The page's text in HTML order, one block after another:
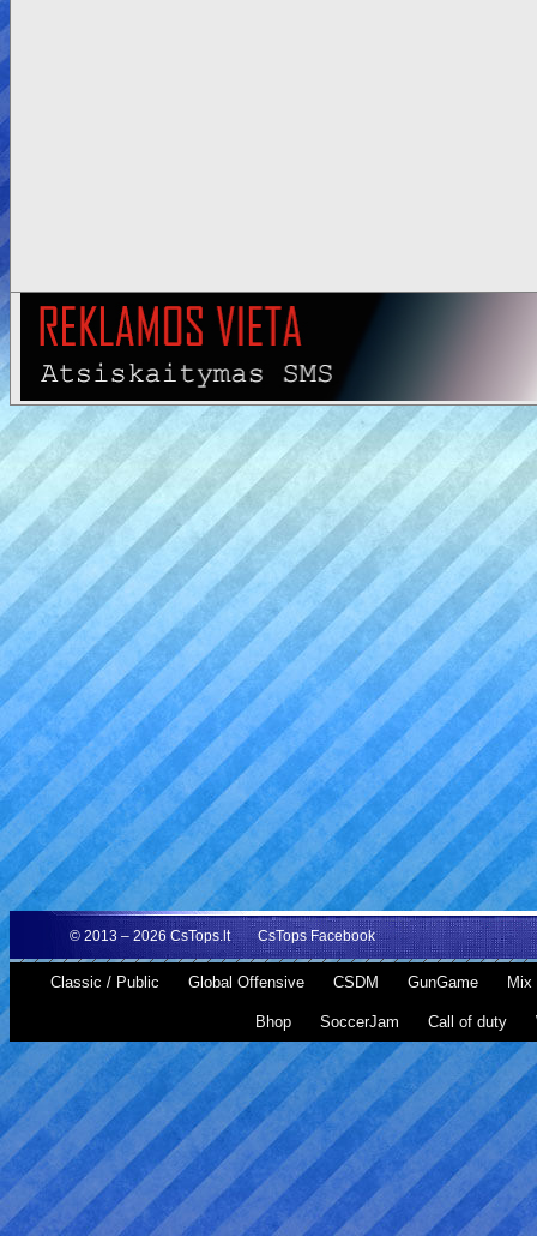
© 2013 – 2026 CsTops.lt CsTops Facebook
Classic / Public Global Offensive CSDM GunGame Mix
Bhop SoccerJam Call of duty